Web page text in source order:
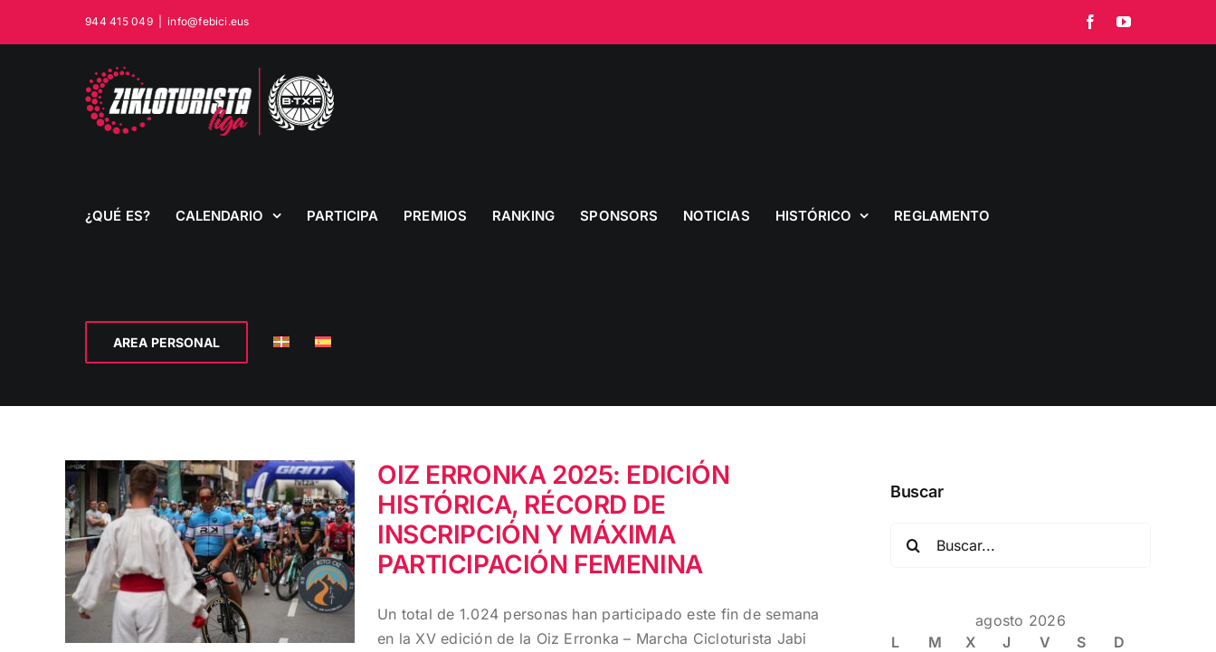
944 415 049 info@febici.eus FacebookYouTube
¿QUÉ ES? CALENDARIO PARTICIPA PREMIOS RANKING SPONSORS NOTICIAS HISTÓRICO REGLAMENTO
AREA PERSONAL
OIZ ERRONKA 2025:
EDICIÓN HISTÓRICA,
RÉCORD DE
INSCRIPCIÓN Y
MÁXIMA
PARTICIPACIÓN
FEMENINA
OIZ ERRONKA 2025: EDICIÓN
HISTÓRICA, RÉCORD DE
INSCRIPCIÓN Y MÁXIMA
PARTICIPACIÓN FEMENINA
Un total de 1.024 personas han participado este fin de semana
en la XV edición de la Oiz Erronka – Marcha Cicloturista Jabi
Buscar
agosto 2026
L
M X J V S
D